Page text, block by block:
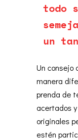
todo
un
Un consejo
manera
prenda de
acertados
originales
estén